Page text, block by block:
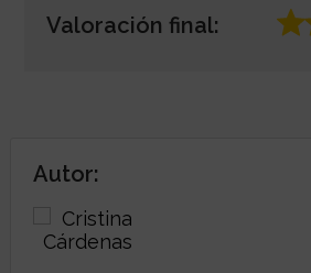
Valoración final:
Autor: